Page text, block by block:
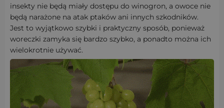
insekty nie będą miały dostępu do winogron, a owoce nie
będą narażone na atak ptaków ani innych szkodników.
Jest to wyjątkowo szybki i praktyczny sposób, ponieważ
woreczki zamyka się bardzo szybko, a ponadto można ich
wielokrotnie używać.